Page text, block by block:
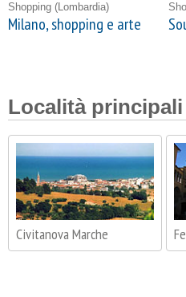
Shopping (Lombardia)
Milano, shopping e arte
Località principali
Civitanova Marche